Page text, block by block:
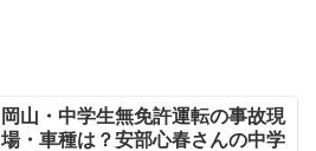
岡山・中学生無免許運転の事故現
場・車種は？安部心春さんの中学